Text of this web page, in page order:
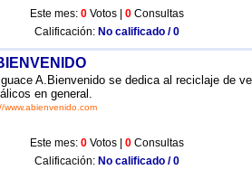
Este mes: 0 Votos | 0 Consultas
Calificación: No calificado / 0
A.Bienvenido se dedica al reciclaje de
en general.
www.abienvenido.com
Este mes: 0 Votos | 0 Consultas
Calificación: No calificado / 0